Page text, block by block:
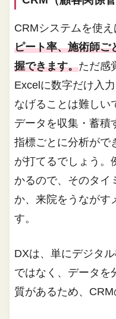
CRMシステムを使
ピート率、施術師ご
握できます。ただ感
Excelに数字だけ入
なげることは難しい
データを収集・蓄積
指標ごとに分析がで
が打てるでしょう。
かるので、そのタイ
か、来院をうながす
す。
DXは、単にデジタ
ではなく、データを
質があるため、CRM